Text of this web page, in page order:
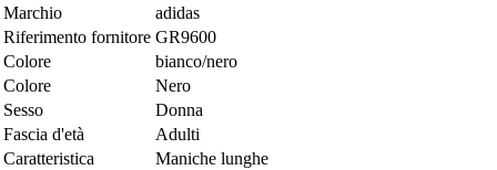
Marchio
adidas
Riferimento fornitore GR9600
Colore
bianco/nero
Colore
Nero
Sesso
Donna
Fascia d'età
Adulti
Caratteristica
Maniche lunghe